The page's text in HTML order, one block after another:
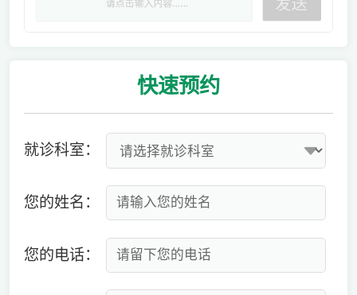
快速预约
就诊科室：
您的姓名：
您的电话：